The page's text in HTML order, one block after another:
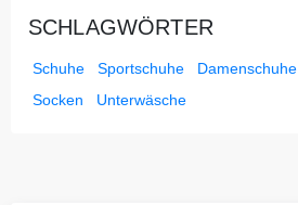
SCHLAGWÖRTER
Schuhe Sportschuhe Damenschuhe
Socken
Unterwäsche